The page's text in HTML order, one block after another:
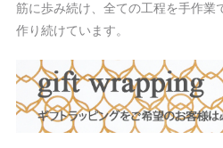
筋に歩み続け、全ての工程を手作業
作り続けています。